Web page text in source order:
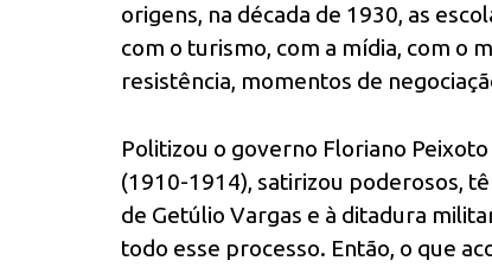
origens, na década de 1930, as
com o turismo, com a mídia, com o
resistência, momentos de
Politizou o governo Floriano
(1910-1914), satirizou poderosos,
de Getúlio Vargas e à ditadura
todo esse processo. Então, o que